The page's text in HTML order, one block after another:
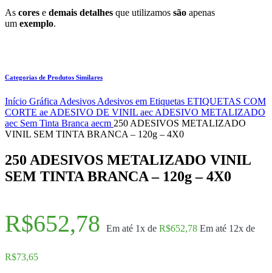
As cores e demais detalhes que utilizamos são apenas
um exemplo.
Categorias de Produtos Similares
Início Gráfica Adesivos Adesivos em Etiquetas ETIQUETAS COM
CORTE ae ADESIVO DE VINIL aec ADESIVO METALIZADO
aec Sem Tinta Branca aecm 250 ADESIVOS METALIZADO
VINIL SEM TINTA BRANCA – 120g – 4X0
250 ADESIVOS METALIZADO VINIL
SEM TINTA BRANCA – 120g – 4X0
R$652,78 Em até 1x de R$652,78 Em até 12x de
R$73,65